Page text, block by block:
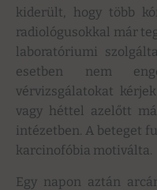
kiderült, hogy több
radiológusokkal már
laboratóriumi
esetben nem
vérvizsgálatokat
vagy héttel azelőtt
intézetben. A beteget
karcinofóbia motiválta.
Egy napon aztán